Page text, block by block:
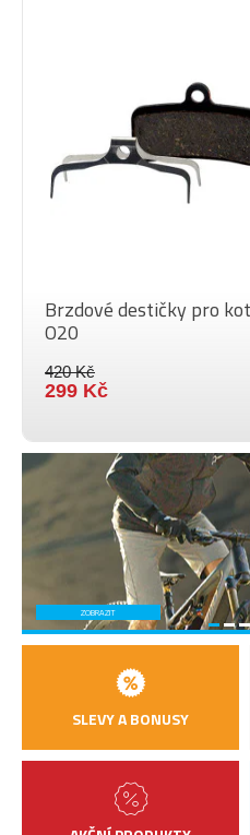
Brzdové destičky pro
O20
420 Kč
299 Kč
ZOBRAZIT
SLEVY A BONUSY